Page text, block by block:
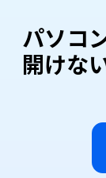
パソコ
開けな